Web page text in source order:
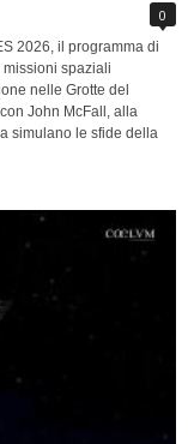
0
2026, il programma di
spaziali
nelle Grotte del
John McFall, alla
simulano le sfide della